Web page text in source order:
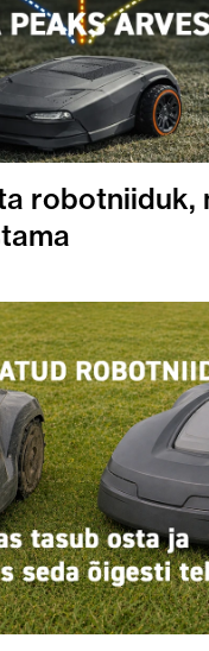
robotniiduk,